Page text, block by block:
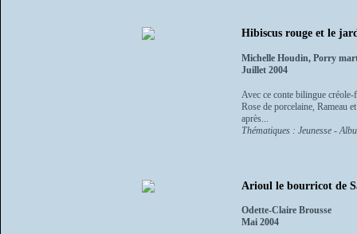
Hibiscus rouge et le
Michelle Houdin, Porry
Juillet 2004
Avec ce conte bilingue
Rose de porcelaine, Rameau
après...
Thématiques : Jeunesse -
Arioul le bourricot de
Odette-Claire Brousse
Mai 2004